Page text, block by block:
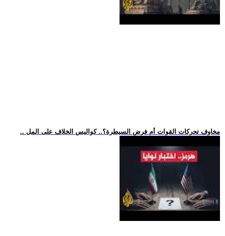
.. مخاوف تحركات القوات أم فرض السيطرة؟.. كواليس الخلاف على المل